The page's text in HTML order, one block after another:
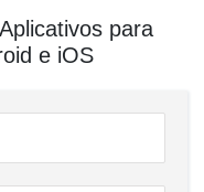
para
e iOS